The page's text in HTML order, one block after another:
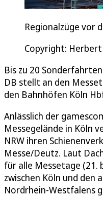
Regionalzüge vor
Copyright: Herbert
Bis zu 20
DB stellt an den
den Bahnhöfen Köln
Anlässlich der
Messegelände in Köln
NRW ihren
Messe/Deutz. Laut
für alle Messetage (21.
zwischen Köln und den
Nordrhein-Westfalens